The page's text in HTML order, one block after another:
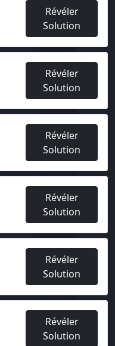
Révéler
Solution
Révéler
Solution
Révéler
Solution
Révéler
Solution
Révéler
Solution
Révéler
Solution